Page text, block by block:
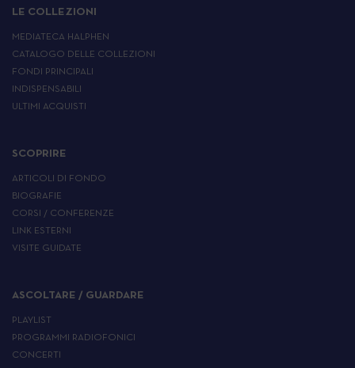
LE COLLEZIONI
MEDIATECA HALPHEN
CATALOGO DELLE COLLEZIONI
FONDI PRINCIPALI
INDISPENSABILI
ULTIMI ACQUISTI
SCOPRIRE
ARTICOLI DI FONDO
BIOGRAFIE
CORSI / CONFERENZE
LINK ESTERNI
VISITE GUIDATE
ASCOLTARE / GUARDARE
PLAYLIST
PROGRAMMI RADIOFONICI
CONCERTI